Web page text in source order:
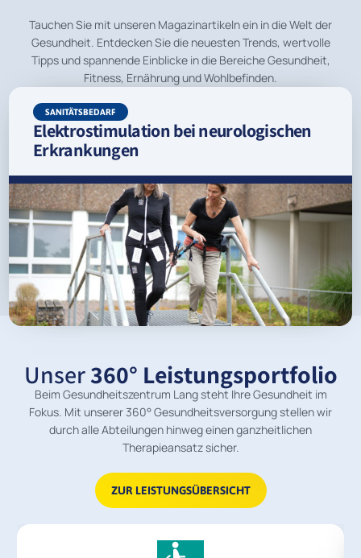
Tauchen Sie mit unseren Magazinartikeln ein in die Welt der
Gesundheit. Entdecken Sie die neuesten Trends, wertvolle
Tipps und spannende Einblicke in die Bereiche Gesundheit,
Fitness, Ernährung und Wohlbefinden.
SANITÄTSBEDARF
Elektrostimulation bei neurologischen
Erkrankungen
Unser360° Leistungsportfolio
Beim Gesundheitszentrum Lang steht Ihre Gesundheit im
Fokus. Mit unserer 360° Gesundheitsversorgung stellen wir
durch alle Abteilungen hinweg einen ganzheitlichen
Therapieansatz sicher.
ZUR LEISTUNGSÜBERSICHT